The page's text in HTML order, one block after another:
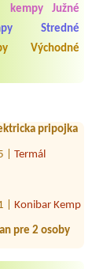
kempy Južné
Stredné
Východné
|
Penzión a
osoby
miesto
pre 2 osoby